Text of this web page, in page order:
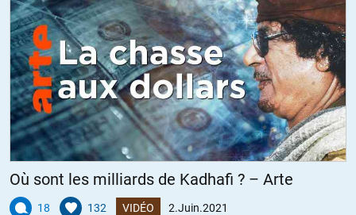
Où sont les milliards de Kadhafi ? – Arte
18 132 VIDÉO 2.Juin.2021